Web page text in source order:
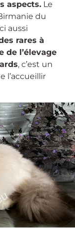
aspects. Le
du
aussi
rares à
de l’élevage
, c’est un
l’accueillir